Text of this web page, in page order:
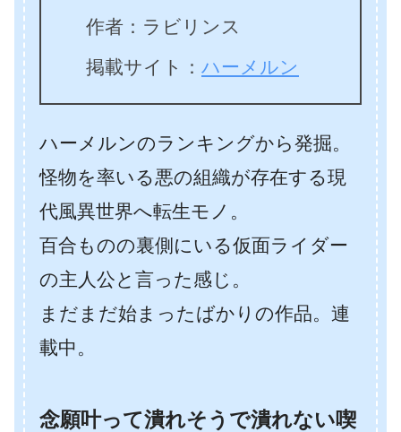
作者：ラビリンス
掲載サイト： ハーメルン
ハーメルンのランキングから発掘。
怪物を率いる悪の組織が存在する現
代風異世界へ転生モノ。
百合ものの裏側にいる仮面ライダー
の主人公と言った感じ。
まだまだ始まったばかりの作品。連
載中。
念願叶って潰れそうで潰れない喫